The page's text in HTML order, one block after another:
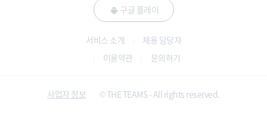
구글 플레이
서비스 소개
채용 담당자
이용약관
문의하기
사업자 정보 © THE TEAMS - All rights reserved.